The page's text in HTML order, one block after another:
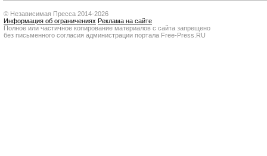
© Независимая Пресса 2014-2026
Информация об ограничениях Реклама на сайте
Полное или частичное копирование материалов с сайта запрещено
без письменного согласия администрации портала Free-Press.RU